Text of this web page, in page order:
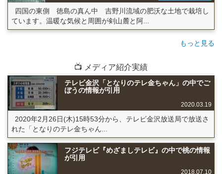
四国の東側 徳島の真ん中 吉野川流域の肥沃な土地で栽培し
ています。温暖な気候と周囲が剣山麓と阿...
もっと見る
📺 メディア紹介実績
テレビ金沢「となりのテレ金ちゃん」の中でご
ぼうの情報が引用
2020.03.19
2020年2月26日(木)15時53分から、テレビ金沢放送局で放送さ
れた「となりのテレ金ちゃん...
フジテレビ『めざましテレビ』の中で桃の情報
が引用
2018.07.10